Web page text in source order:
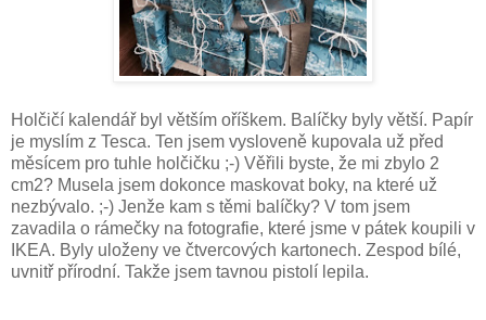
Holčičí kalendář byl větším oříškem. Balíčky byly větší. Papír
je myslím z Tesca. Ten jsem vysloveně kupovala už před
měsícem pro tuhle holčičku ;-) Věřili byste, že mi zbylo 2
cm2? Musela jsem dokonce maskovat boky, na které už
nezbývalo. ;-) Jenže kam s těmi balíčky? V tom jsem
zavadila o rámečky na fotografie, které jsme v pátek koupili v
IKEA. Byly uloženy ve čtvercových kartonech. Zespod bílé,
uvnitř přírodní. Takže jsem tavnou pistolí lepila.